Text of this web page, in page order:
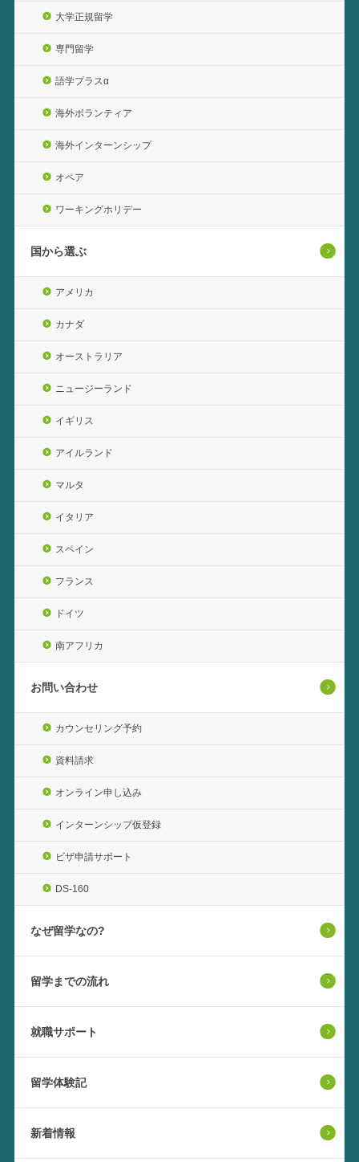
大学正規留学
専門留学
語学プラスα
海外ボランティア
海外インターンシップ
オペア
ワーキングホリデー
国から選ぶ
アメリカ
カナダ
オーストラリア
ニュージーランド
イギリス
アイルランド
マルタ
イタリア
スペイン
フランス
ドイツ
南アフリカ
お問い合わせ
カウンセリング予約
資料請求
オンライン申し込み
インターンシップ仮登録
ビザ申請サポート
DS-160
なぜ留学なの?
留学までの流れ
就職サポート
留学体験記
新着情報